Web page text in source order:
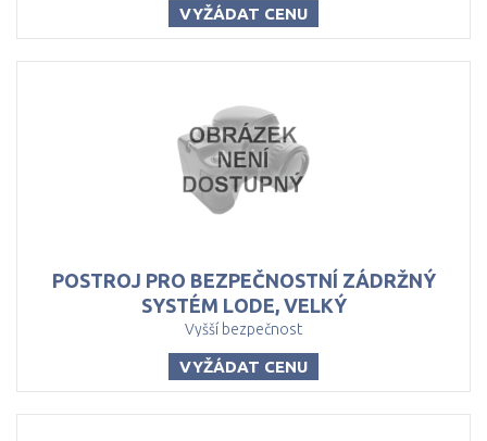
VYŽÁDAT CENU
POSTROJ PRO BEZPEČNOSTNÍ ZÁDRŽNÝ
SYSTÉM LODE, VELKÝ
Vyšší bezpečnost
VYŽÁDAT CENU